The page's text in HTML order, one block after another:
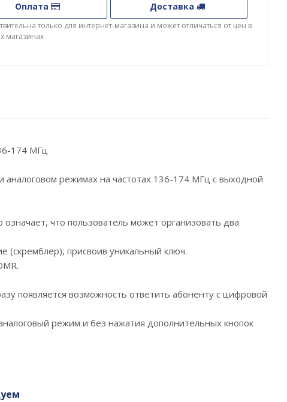
Оплата Доставка
только для интернет-магазина и может отличаться от цен в
магазинах
174 МГц
аналоговом режимах на частотах 136-174 МГц с выходной
что пользователь может организовать два
присвоив уникальный ключ.
появляется возможность ответить абоненту с цифровой
режим и без нажатия дополнительных кнопок